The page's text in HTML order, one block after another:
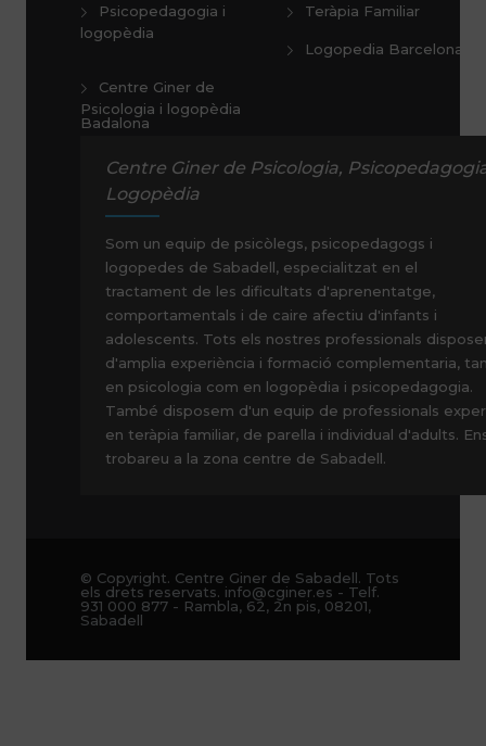
Psicopedagogia i
logopèdia
Teràpia Familiar
Logopedia Barcelona
Centre Giner de
Psicologia i logopèdia
Badalona
Centre Giner de Psicologia,
Logopèdia
Som un equip de psicòlegs, psicopedagogs i
logopedes de Sabadell, especialitzat en el
tractament de les dificultats d'aprenentatge,
comportamentals i de caire afectiu d'infants i
adolescents. Tots els nostres professionals
d'amplia experiència i formació complementaria,
en psicologia com en logopèdia i psicopedagogia.
També disposem d'un equip de professionals
en teràpia familiar, de parella i individual d'adults.
trobareu a la zona centre de Sabadell.
© Copyright. Centre Giner de Sabadell. Tots
els drets reservats. info@cginer.es - Telf.
931 000 877 - Rambla, 62, 2n pis, 08201,
Sabadell